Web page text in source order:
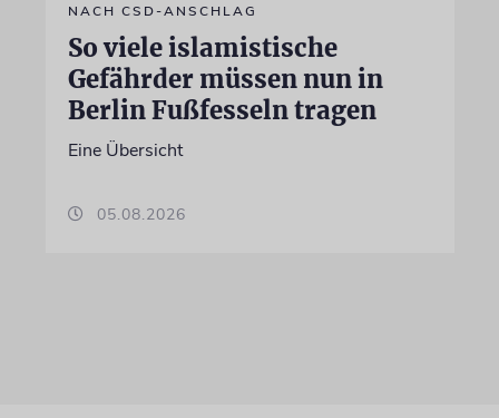
NACH CSD-ANSCHLAG
So viele islamistische
Gefährder müssen nun in
Berlin Fußfesseln tragen
Eine Übersicht
05.08.2026